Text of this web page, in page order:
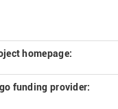
homepage:
funding provider: